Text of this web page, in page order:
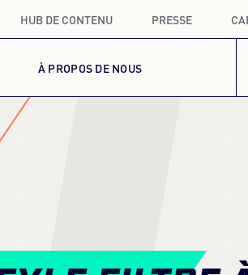
HUB DE CONTENU PRESSE
À PROPOS DE NOUS